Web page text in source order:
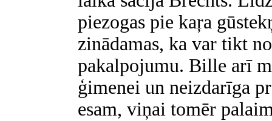
piezogas pie kaŗa
zinādamas, ka var tikt
pakalpojumu. Bille arī
ģimenei un neizdarīga
esam, viņai tomēr